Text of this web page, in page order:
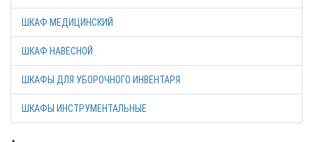
ШКАФ МЕДИЦИНСКИЙ
ШКАФ НАВЕСНОЙ
ШКАФЫ ДЛЯ УБОРОЧНОГО ИНВЕНТАРЯ
ШКАФЫ ИНСТРУМЕНТАЛЬНЫЕ